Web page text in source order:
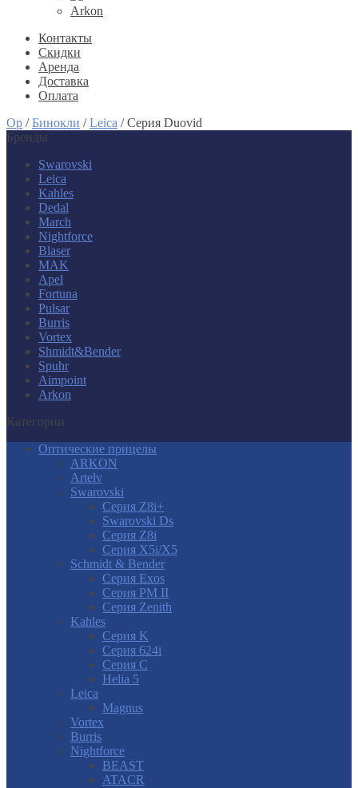
Arkon
Контакты
Скидки
Аренда
Доставка
Оплата
Op /Бинокли /Leica /Серия Duovid
Бренды
Swarovski
Leica
Kahles
Dedal
March
Nightforce
Blaser
MAK
Apel
Fortuna
Pulsar
Burris
Vortex
Shmidt&Bender
Spuhr
Aimpoint
Arkon
Категории
Оптические прицелы
ARKON
Artelv
Swarovski
Серия Z8i+
Swarovski Ds
Серия Z8i
Серия X5i/X5
Schmidt & Bender
Серия Exos
Серия PM II
Cерия Zenith
Kahles
Серия K
Серия 624i
Серия С
Helia 5
Leica
Magnus
Vortex
Burris
Nightforce
BEAST
ATACR